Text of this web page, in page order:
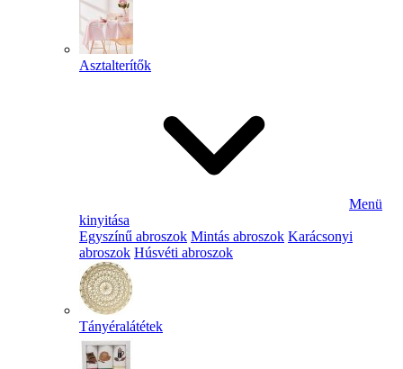
Asztalterítők
Menü
kinyitása
Egyszínű abroszok Mintás abroszok Karácsonyi
abroszok Húsvéti abroszok
Tányéralátétek